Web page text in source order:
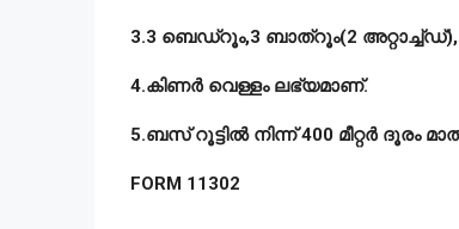
3.3 ബെഡ്റൂം,3 ബാത്റൂം(2
4.കിണർ വെള്ളം ലഭ്യമാണ്.
5.ബസ് റൂട്ടിൽ നിന്ന് 400 മീറ്റർ ദൂരം
FORM 11302